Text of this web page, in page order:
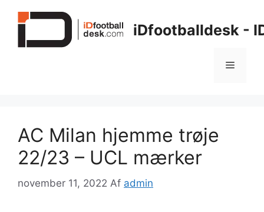
iDfootballdesk -
Menu
AC Milan hjemme trøje
22/23 – UCL mærker
november 11, 2022 Af admin